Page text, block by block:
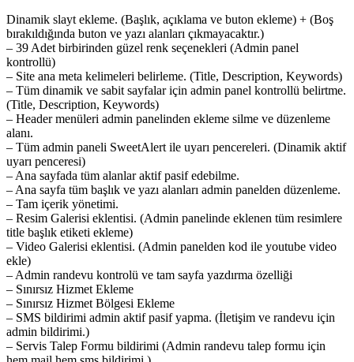
Dinamik slayt ekleme. (Başlık, açıklama ve buton ekleme) + (Boş
bırakıldığında buton ve yazı alanları çıkmayacaktır.)
– 39 Adet birbirinden güzel renk seçenekleri (Admin panel
kontrollü)
– Site ana meta kelimeleri belirleme. (Title, Description, Keywords)
– Tüm dinamik ve sabit sayfalar için admin panel kontrollü belirtme.
(Title, Description, Keywords)
– Header menüleri admin panelinden ekleme silme ve düzenleme
alanı.
– Tüm admin paneli SweetAlert ile uyarı pencereleri. (Dinamik aktif
uyarı penceresi)
– Ana sayfada tüm alanlar aktif pasif edebilme.
– Ana sayfa tüm başlık ve yazı alanları admin panelden düzenleme.
– Tam içerik yönetimi.
– Resim Galerisi eklentisi. (Admin panelinde eklenen tüm resimlere
title başlık etiketi ekleme)
– Video Galerisi eklentisi. (Admin panelden kod ile youtube video
ekle)
– Admin randevu kontrolü ve tam sayfa yazdırma özelliği
– Sınırsız Hizmet Ekleme
– Sınırsız Hizmet Bölgesi Ekleme
– SMS bildirimi admin aktif pasif yapma. (İletişim ve randevu için
admin bildirimi.)
– Servis Talep Formu bildirimi (Admin randevu talep formu için